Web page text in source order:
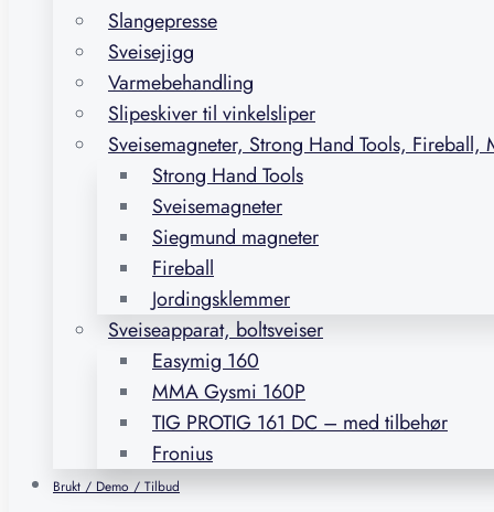
Slangepresse
Sveisejigg
Varmebehandling
Slipeskiver til vinkelsliper
Sveisemagneter, Strong Hand Tools, Fireball,
Strong Hand Tools
Sveisemagneter
Siegmund magneter
Fireball
Jordingsklemmer
Sveiseapparat, boltsveiser
Easymig 160
MMA Gysmi 160P
TIG PROTIG 161 DC – med tilbehør
Fronius
Brukt / Demo / Tilbud